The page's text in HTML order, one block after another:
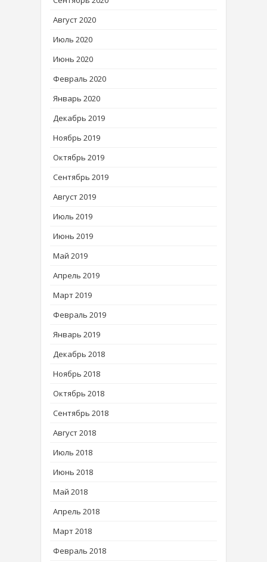
Август 2020
Июль 2020
Июнь 2020
Февраль 2020
Январь 2020
Декабрь 2019
Ноябрь 2019
Октябрь 2019
Сентябрь 2019
Август 2019
Июль 2019
Июнь 2019
Май 2019
Апрель 2019
Март 2019
Февраль 2019
Январь 2019
Декабрь 2018
Ноябрь 2018
Октябрь 2018
Сентябрь 2018
Август 2018
Июль 2018
Июнь 2018
Май 2018
Апрель 2018
Март 2018
Февраль 2018